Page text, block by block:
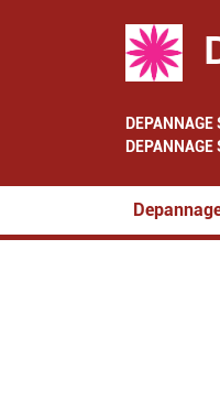
DEPANNAGE
DEPANNAGE